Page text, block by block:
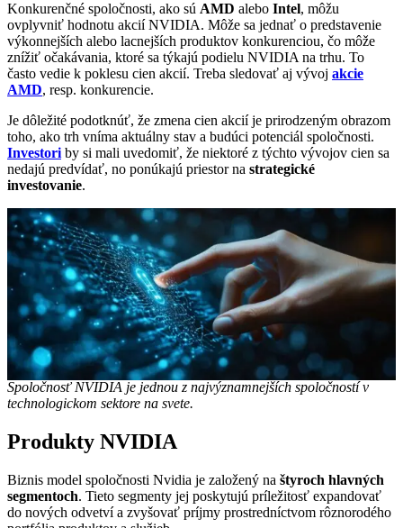
Konkurenčné spoločnosti, ako sú AMD alebo Intel, môžu
ovplyvniť hodnotu akcií NVIDIA. Môže sa jednať o predstavenie
výkonnejších alebo lacnejších produktov konkurenciou, čo môže
znížiť očakávania, ktoré sa týkajú podielu NVIDIA na trhu. To
často vedie k poklesu cien akcií. Treba sledovať aj vývoj akcie
AMD, resp. konkurencie.
Je dôležité podotknúť, že zmena cien akcií je prirodzeným obrazom
toho, ako trh vníma aktuálny stav a budúci potenciál spoločnosti.
Investoriby si mali uvedomiť, že niektoré z týchto vývojov cien sa
nedajú predvídať, no ponúkajú priestor na strategické
investovanie.
Spoločnosť NVIDIA je jednou z najvýznamnejších spoločností v
technologickom sektore na svete.
Produkty NVIDIA
Biznis model spoločnosti Nvidia je založený na štyroch hlavných
segmentoch. Tieto segmenty jej poskytujú príležitosť expandovať
do nových odvetví a zvyšovať príjmy prostredníctvom rôznorodého